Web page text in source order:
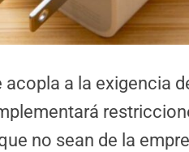
a la exigencia
no sean de la